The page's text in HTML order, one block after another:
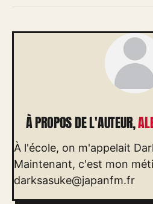
À PROPOS DE L'AUTEUR,
À l'école, on m'appelait
Maintenant, c'est mon
darksasuke@japanfm.fr